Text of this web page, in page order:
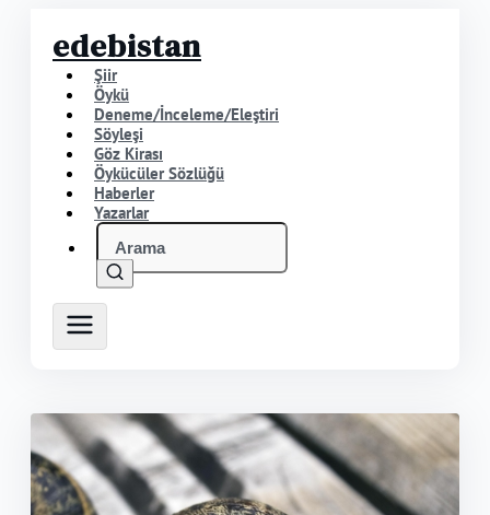
edebistan
Şiir
Öykü
Deneme/İnceleme/Eleştiri
Söyleşi
Göz Kirası
Öykücüler Sözlüğü
Haberler
Yazarlar